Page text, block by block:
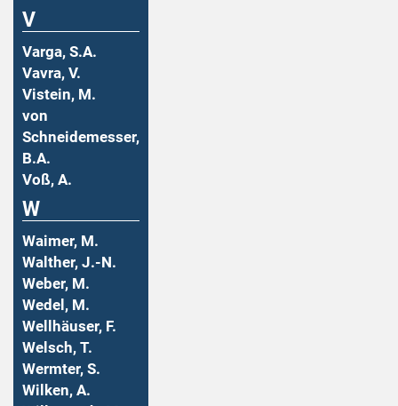
V
Varga, S.A.
Vavra, V.
Vistein, M.
von
Schneidemesser,
B.A.
Voß, A.
W
Waimer, M.
Walther, J.-N.
Weber, M.
Wedel, M.
Wellhäuser, F.
Welsch, T.
Wermter, S.
Wilken, A.